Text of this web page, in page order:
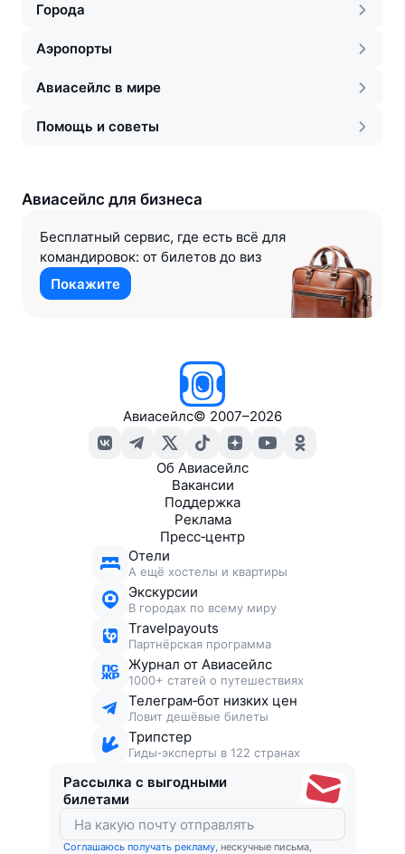
Города
Аэропорты
Авиасейлс в мире
Помощь и советы
Авиасейлс для бизнеса
Бесплатный сервис, где есть всё для
командировок: от билетов до виз
Покажите
Авиасейлс© 2007–2026
Об Авиасейлс
Вакансии
Поддержка
Реклама
Пресс‑центр
Отели
А ещё хостелы и квартиры
Экскурсии
В городах по всему миру
Travelpayouts
Партнёрская программа
Журнал от Авиасейлс
1000+ статей о путешествиях
Телеграм‑бот низких цен
Ловит дешёвые билеты
Трипстер
Гиды‑эксперты в 122 странах
Рассылка с выгодными
билетами
Соглашаюсь получать рекламу, нескучные письма,